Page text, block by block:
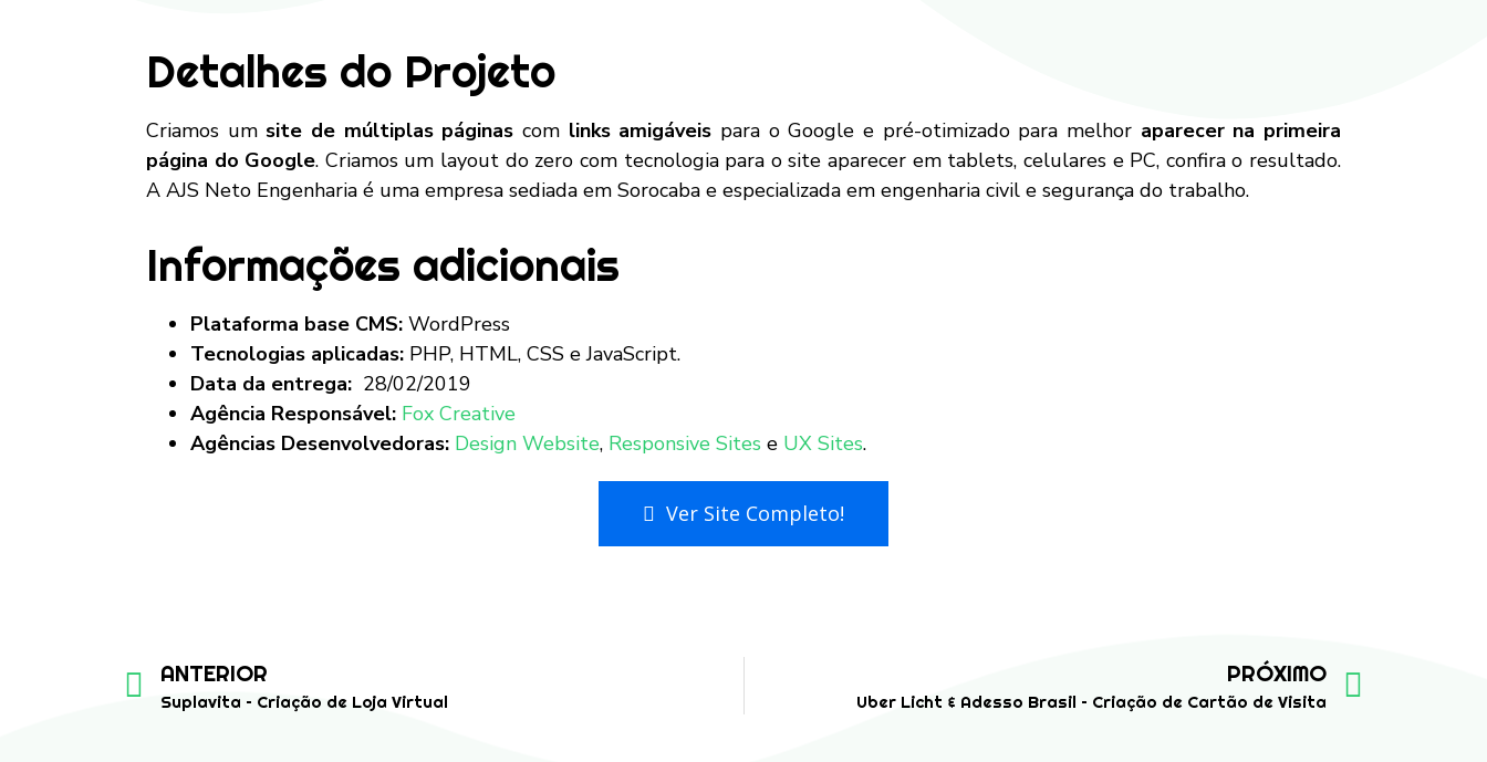
Detalhes do Projeto
Criamos um site de múltiplas páginas com links amigáveis para o Google e pré-otimizado para melhor aparecer na primeira
página do Google. Criamos um layout do zero com tecnologia para o site aparecer em tablets, celulares e PC, confira o resultado.
A AJS Neto Engenharia é uma empresa sediada em Sorocaba e especializada em engenharia civil e segurança do trabalho.
Informações adicionais
Plataforma base CMS: WordPress
Tecnologias aplicadas: PHP, HTML, CSS e JavaScript.
Data da entrega: 28/02/2019
Agência Responsável: Fox Creative
Agências Desenvolvedoras: Design Website, Responsive Sites e UX Sites.
Ver Site Completo!
ANTERIOR
Suplavita – Criação de Loja Virtual
PRÓXIMO
Uber Licht & Adesso Brasil – Criação de Cartão de Visita